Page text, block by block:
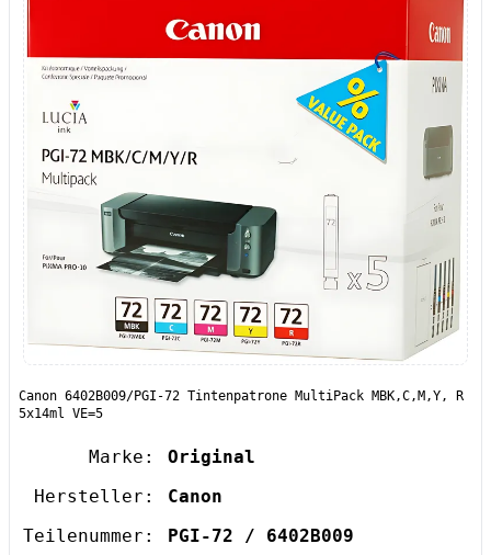
Canon 6402B009/PGI-72 Tintenpatrone MultiPack MBK,C,M,Y, R
5x14ml VE=5
Marke:
Original
Hersteller:
Canon
Teilenummer:
PGI-72 / 6402B009